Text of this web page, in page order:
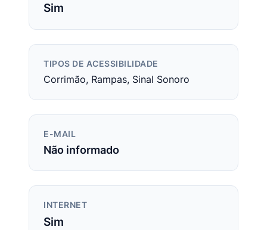
Sim
TIPOS DE ACESSIBILIDADE
Corrimão, Rampas, Sinal Sonoro
E-MAIL
Não informado
INTERNET
Sim